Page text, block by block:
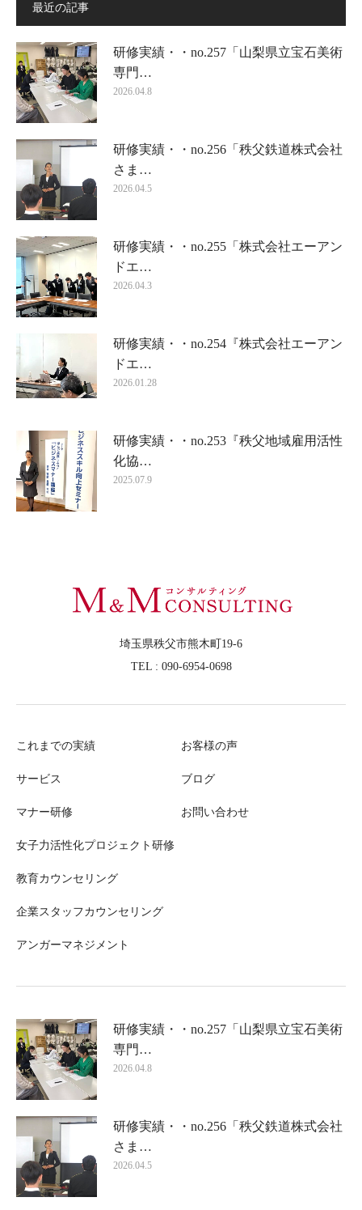
最近の記事
研修実績・・no.257「山梨県立宝石美術
専門…
2026.04.8
研修実績・・no.256「秩父鉄道株式会社
さま…
2026.04.5
研修実績・・no.255「株式会社エーアン
ドエ…
2026.04.3
研修実績・・no.254『株式会社エーアン
ドエ…
2026.01.28
研修実績・・no.253『秩父地域雇用活性
化協…
2025.07.9
埼玉県秩父市熊木町19-6
TEL : 090-6954-0698
これまでの実績
サービス
マナー研修
女子力活性化プロジェクト研修
教育カウンセリング
企業スタッフカウンセリング
アンガーマネジメント
お客様の声
ブログ
お問い合わせ
研修実績・・no.257「山梨県立宝石美術
専門…
2026.04.8
研修実績・・no.256「秩父鉄道株式会社
さま…
2026.04.5